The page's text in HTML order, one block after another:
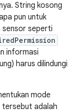
String kosong
pun untuk
sensor seperti
informasi
harus dilindungi
mode
tersebut adalah